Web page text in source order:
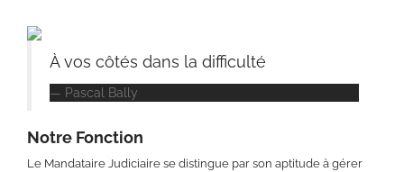
À vos côtés dans la difficulté
Pascal Bally
Notre Fonction
Le Mandataire Judiciaire se distingue par son aptitude à gérer